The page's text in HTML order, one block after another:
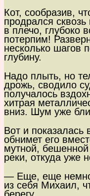
Кот, сообразив,
продрался
в плечо, глубоко
потерпим!
несколько шагов
глубину.
Надо плыть, но
дрожь, сводило
получалось
хитрая
вниз. Шум уже
Вот и показалась
обнимет его
мутной,
реки, откуда уже
— Еще, еще
из себя Михаил,